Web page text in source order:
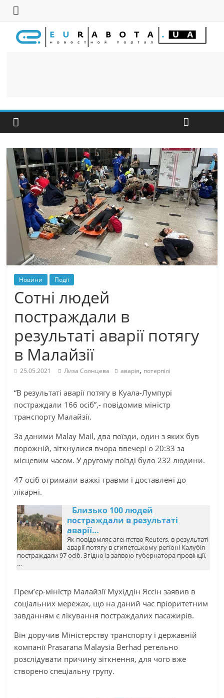
Новини Події
Сотні людей
постраждали в
результаті аварії потягу
в Малайзії
25.05.2021 Лиза Солнцева аварія, потерпілі
“В результаті аварії потягу в Куала-Лумпурі
постраждали 166 осіб”,- повідомив міністр
транспорту Малайзії.
За даними Malay Mail, два поїзди, один з яких був
порожній, зіткнулися вчора ввечері о 20:33 за
місцевим часом. У другому поїзді було 232 людини.
47 осіб отримали важкі травми і доставлені до
лікарні.
Близько 100 людей
постраждали в результаті
аварії…
Як повідомляє агентство Reuters, в результаті
аварії потягу в єгипетському регіоні Калубія
постраждали 97 осіб. Згідно із заявою губернатора провінції,
…
Прем’єр-міністр Малайзії Мухіддін Яссін заявив в
соціальних мережах, що на даний час пріоритетним
завданням є лікування постраждалих пасажирів.
Він доручив Міністерству транспорту і державній
компанії Prasarana Malaysia Berhad ретельно
розслідувати причину зіткнення, для чого вже
створено спеціальну групу.